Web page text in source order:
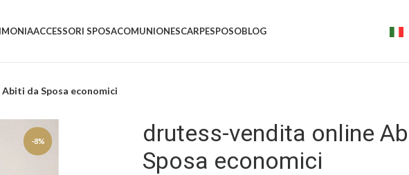
ACCESSORI SPOSACOMUNIONESCARPESPOSOBLOG
da Sposa economici
-8%
drutess-vendita online
Sposa economici